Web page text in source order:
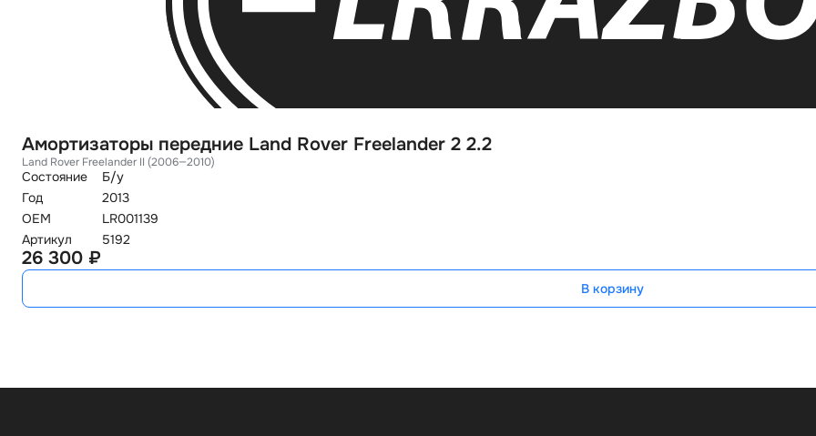
Амортизаторы передние Land Rover Freelander 2 2.2
Land Rover Freelander II (2006—2010)
Состояние
Б/у
Год
2013
OEM
LR001139
Артикул
5192
26 300 ₽
В корзину